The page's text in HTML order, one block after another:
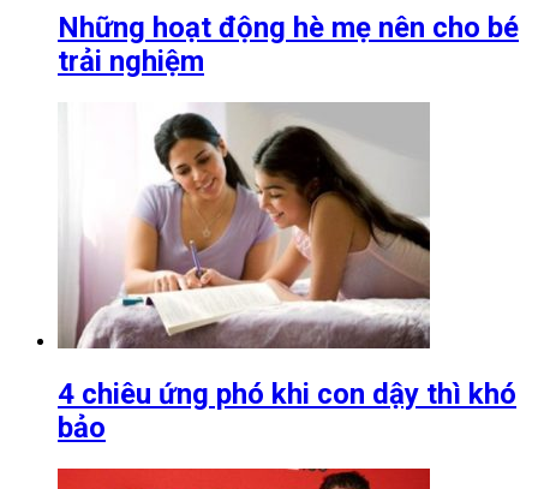
Những hoạt động hè mẹ nên cho bé
trải nghiệm
4 chiêu ứng phó khi con dậy thì khó
bảo